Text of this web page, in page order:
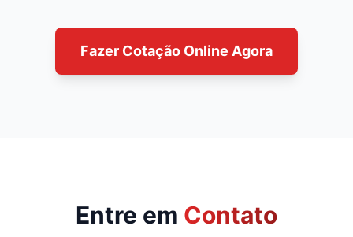
Fazer Cotação Online Agora
Entre em Contato